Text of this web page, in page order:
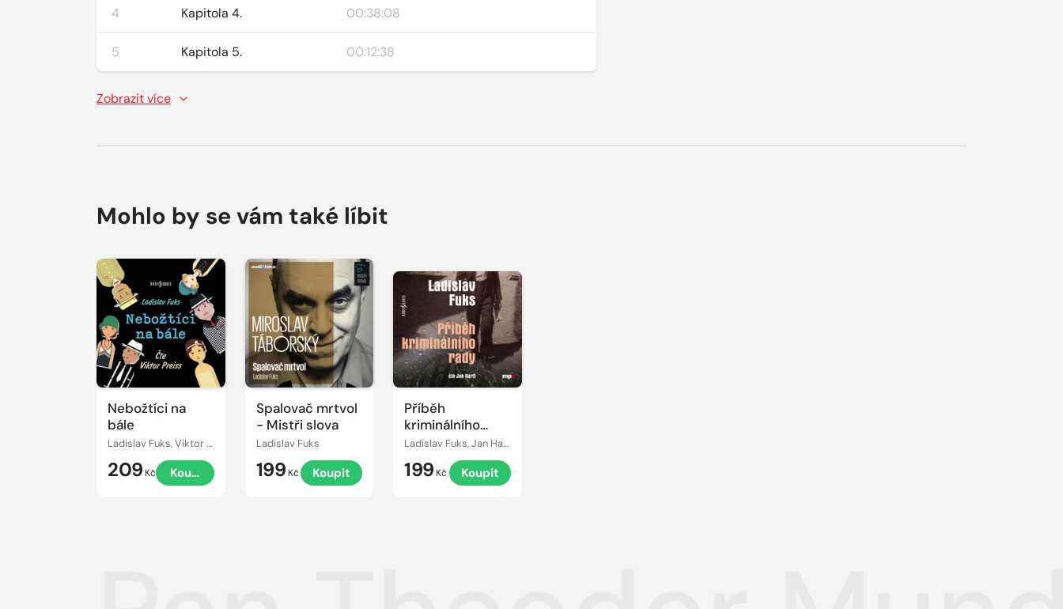
4 Kapitola 4. 00:38:08
5 Kapitola 5. 00:12:38
Zobrazit více
Mohlo by se vám také líbit
Nebožtíci na
bále
Ladislav Fuks, Viktor Preiss
209 Kč Koupit
Přehrát
ukázku
Spalovač mrtvol
- Mistři slova
Ladislav Fuks
199 Kč Koupit
Přehrát
ukázku
Příběh
kriminálního
rady
Ladislav Fuks, Jan Hartl
199 Kč Koupit